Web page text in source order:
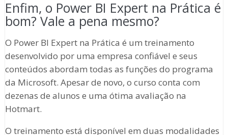
Enfim, o Power BI Expert na Prática é
bom? Vale a pena mesmo?
O Power BI Expert na Prática é um treinamento
desenvolvido por uma empresa confiável e seus
conteúdos abordam todas as funções do programa
da Microsoft. Apesar de novo, o curso conta com
dezenas de alunos e uma ótima avaliação na
Hotmart.
O treinamento está disponível em duas modalidades